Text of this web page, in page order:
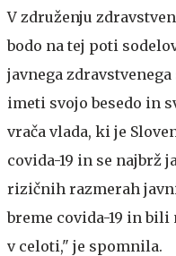
V združenju
bodo na tej poti
javnega
imeti svojo besedo in
vrača vlada, ki je
covida-19 in se najbrž
rizičnih razmerah
breme covida-19 in
v celoti," je spomnila.